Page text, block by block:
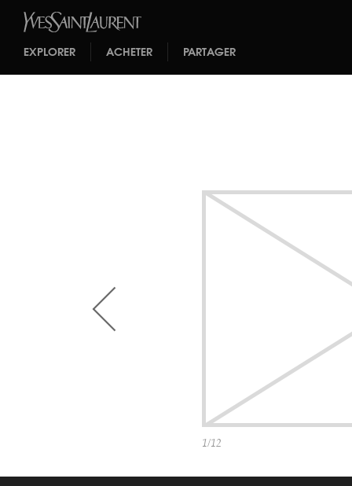
EXPLORER ACHETER PARTAGER
1/12